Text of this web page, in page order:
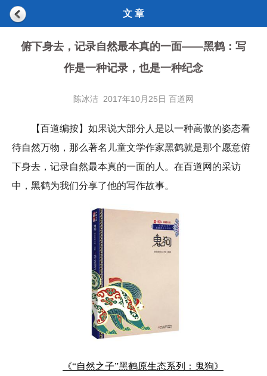
文 章
俯下身去，记录自然最本真的一面——黑鹤：写
作是一种记录，也是一种纪念
陈冰洁 2017年10月25日 百道网
【百道编按】 如果说大部分人是以一种高傲的姿态看
待自然万物，那么著名儿童文学作家黑鹤就是那个愿意俯
下身去，记录自然最本真的一面的人。在百道网的采访
中，黑鹤为我们分享了他的写作故事。
《“自然之子”黑鹤原生态系列：鬼狗》